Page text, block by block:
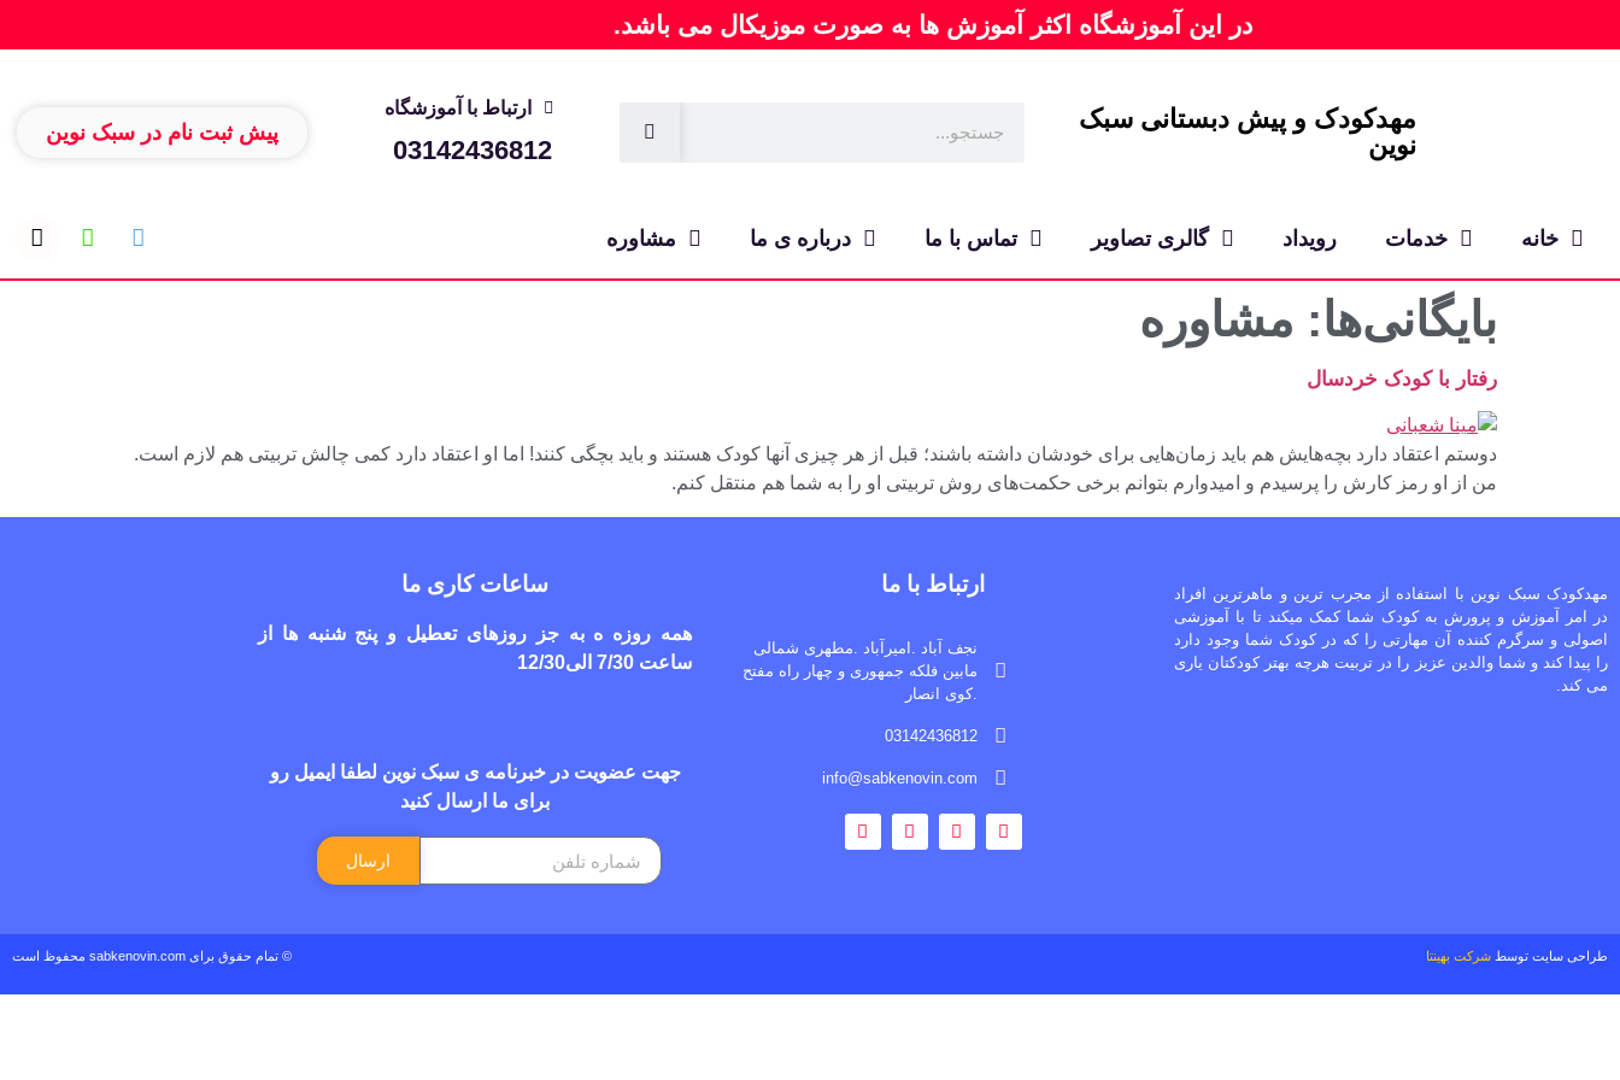
در این آموزشگاه اکثر آموزش ها به صورت موزیکال می باشد.
مهدکودک و پیش دبستانی سبک
نوین
ارتباط با آموزشگاه
03142436812
پیش ثبت نام در سبک نوین
خانه خدمات رویداد گالری تصاویر تماس با ما درباره ی ما مشاوره
بایگانی‌ها: مشاوره
رفتار با کودک خردسال
دوستم اعتقاد دارد بچه‌هایش هم باید زمان‌هایی برای خودشان داشته باشند؛ قبل از هر چیزی آنها کودک هستند و باید بچگی کنند! اما او اعتقاد دارد کمی چالش تربیتی هم لازم است.
من از او رمز کارش را پرسیدم و امیدوارم بتوانم برخی حکمت‌ها‌ی روش تربیتی او را به شما هم منتقل کنم.
مهدکودک سبک نوین با استفاده از مجرب ترین و ماهرترین افراد
در امر آموزش و پرورش به کودک شما کمک میکند تا با آموزشی
اصولی و سرگرم کننده آن مهارتی را که در کودک شما وجود دارد
را پیدا کند و شما والدین عزیز را در تربیت هرچه بهتر کودکتان یاری
می کند.
ارتباط با ما
نجف آباد .امیرآباد .مطهری شمالی
مابین فلکه جمهوری و چهار راه مفتح
.کوی انصار
03142436812
info@sabkenovin.com
ساعات کاری ما
همه روزه ه به جز روزهای تعطیل و پنج شنبه ها از
ساعت 7/30 الی12/30
جهت عضویت در خبرنامه ی سبک نوین لطفا ایمیل رو
برای ما ارسال کنید
ارسال
طراحی سایت توسط شرکت بهینتا © تمام حقوق برای sabkenovin.com محفوظ است